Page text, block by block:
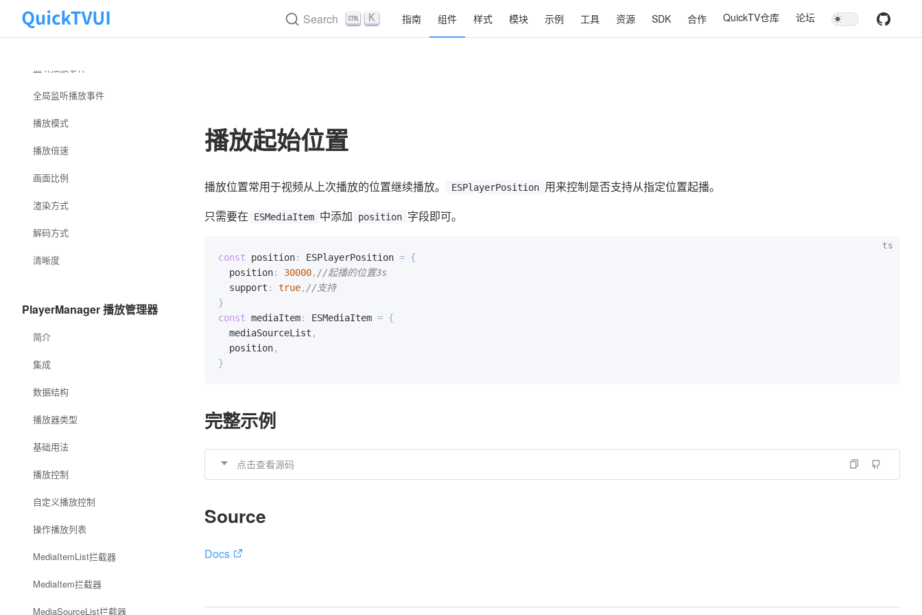
Skip to content Search K 指南 组件 样式 模块 示例 工具 资源 SDK 合作 QuickTV仓库 论坛
播放控制
播放进度
监听播放事件
全局监听播放事件
播放模式
播放倍速
画面比例
渲染方式
解码方式
清晰度
PlayerManager 播放管理器
简介
集成
数据结构
播放器类型
基础用法
播放控制
自定义播放控制
操作播放列表
MediaItemList拦截器
MediaItem拦截器
MediaSourceList拦截器
播放起始位置
播放位置常用于视频从上次播放的位置继续播放。 ESPlayerPosition 用来控制是否支持从指定位置起播。
只需要在
ESMediaItem 中添加 position 字段即可。
const position: ESPlayerPosition = {
  position
: 30000, //起播的位置3s
  support
: true, //支持
}
const mediaItem: ESMediaItem = {
  mediaSourceList
,
  position
,
}
完整示例
点击查看源码
Source
Docs